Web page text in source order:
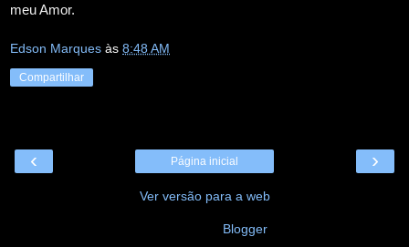
meu Amor.
Edson Marques às 8:48 AM
Compartilhar
‹ ›
Página inicial
Ver versão para a web
Blogger.